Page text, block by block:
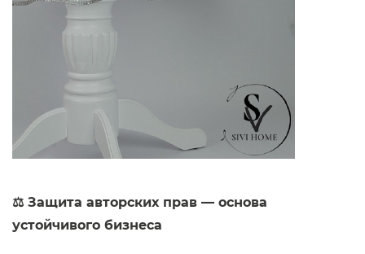
⚖️ Защита авторских прав — основа
устойчивого бизнеса